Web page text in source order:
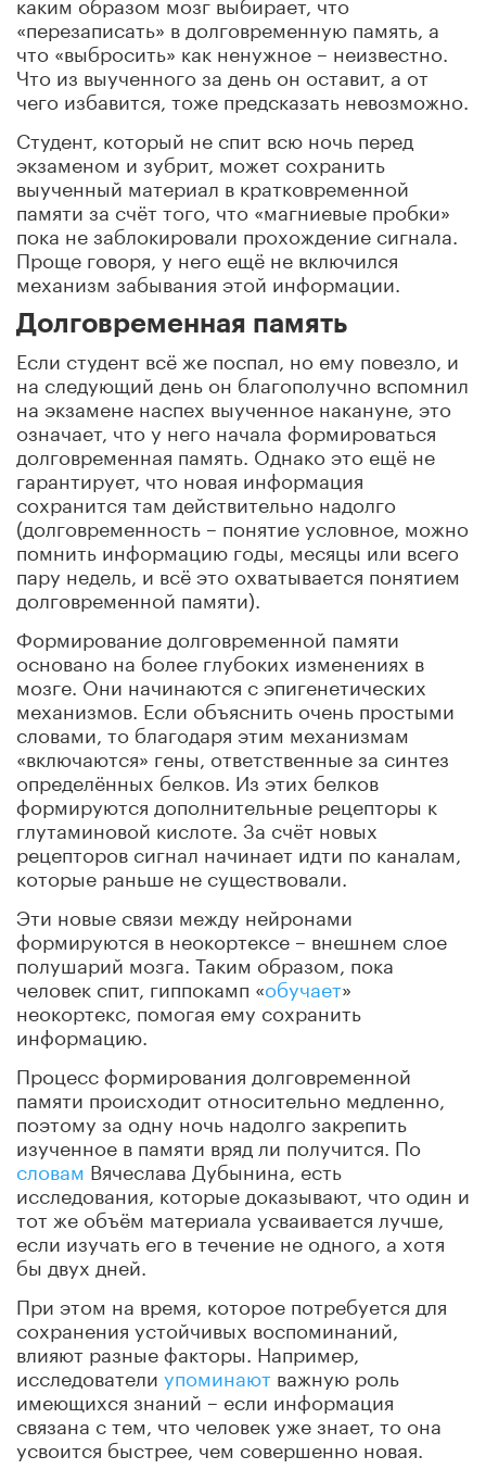
«перезаписать» в долговременную память, а
что «выбросить» как ненужное – неизвестно.
Что из выученного за день он оставит, а от
чего избавится, тоже предсказать невозможно.
Студент, который не спит всю ночь перед
экзаменом и зубрит, может сохранить
выученный материал в кратковременной
памяти за счёт того, что «магниевые пробки»
пока не заблокировали прохождение сигнала.
Проще говоря, у него ещё не включился
механизм забывания этой информации.
Долговременная память
Если студент всё же поспал, но ему повезло, и
на следующий день он благополучно вспомнил
на экзамене наспех выученное накануне, это
означает, что у него начала формироваться
долговременная память. Однако это ещё не
гарантирует, что новая информация
сохранится там действительно надолго
(долговременность – понятие условное, можно
помнить информацию годы, месяцы или всего
пару недель, и всё это охватывается понятием
долговременной памяти).
Формирование долговременной памяти
основано на более глубоких изменениях в
мозге. Они начинаются с эпигенетических
механизмов. Если объяснить очень простыми
словами, то благодаря этим механизмам
«включаются» гены, ответственные за синтез
определённых белков. Из этих белков
формируются дополнительные рецепторы к
глутаминовой кислоте. За счёт новых
рецепторов сигнал начинает идти по каналам,
которые раньше не существовали.
Эти новые связи между нейронами
формируются в неокортексе – внешнем слое
полушарий мозга. Таким образом, пока
человек спит, гиппокамп «обучает»
неокортекс, помогая ему сохранить
информацию.
Процесс формирования долговременной
памяти происходит относительно медленно,
поэтому за одну ночь надолго закрепить
изученное в памяти вряд ли получится. По
словам Вячеслава Дубынина, есть
исследования, которые доказывают, что один и
тот же объём материала усваивается лучше,
если изучать его в течение не одного, а хотя
бы двух дней.
При этом на время, которое потребуется для
сохранения устойчивых воспоминаний,
влияют разные факторы. Например,
исследователи упоминают важную роль
имеющихся знаний – если информация
связана с тем, что человек уже знает, то она
усвоится быстрее, чем совершенно новая.